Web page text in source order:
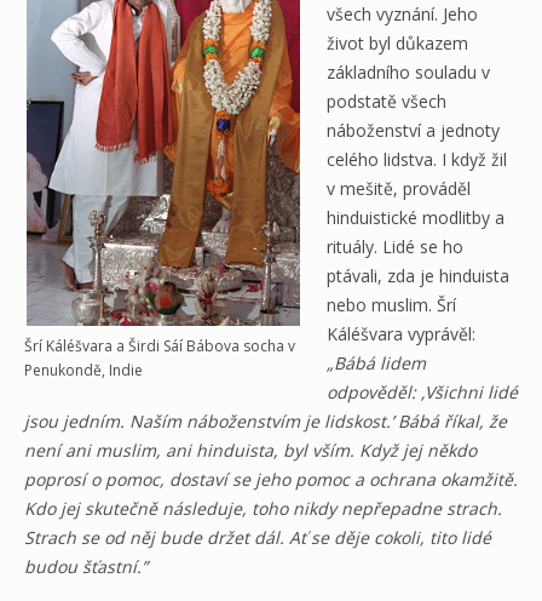
Šrí Káléšvara a Širdi Sáí Bábova socha v
Penukondě, Indie
všech vyznání. Jeho
život byl důkazem
základního souladu v
podstatě všech
náboženství a jednoty
celého lidstva. I když žil
v mešitě, prováděl
hinduistické modlitby a
rituály. Lidé se ho
ptávali, zda je hinduista
nebo muslim. Šrí
Káléšvara vyprávěl:
„Bábá lidem
odpověděl: ‚Všichni lidé
jsou jedním. Naším náboženstvím je lidskost.’ Bábá říkal, že
není ani muslim, ani hinduista, byl vším. Když jej někdo
poprosí o pomoc, dostaví se jeho pomoc a ochrana okamžitě.
Kdo jej skutečně následuje, toho nikdy nepřepadne strach.
Strach se od něj bude držet dál. Ať se děje cokoli, tito lidé
budou šťastní.”